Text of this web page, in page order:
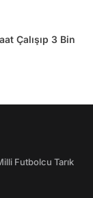
Çalışıp 3 Bin
Futbolcu Tarık